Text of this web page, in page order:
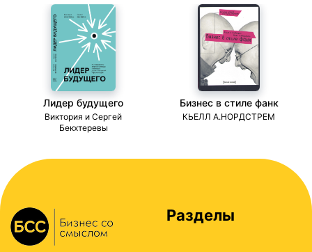
Лидер будущего
Виктория и Сергей
Бекхтеревы
Бизнес в стиле фанк
КЬЕЛЛ А.НОРДСТРЕМ
Разделы